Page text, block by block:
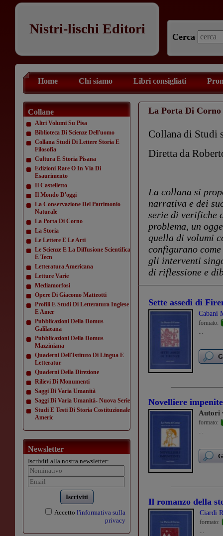
Nistri-lischi Editori
Cerca
Home Chi siamo Libri consigliati
Collane
Altri Volumi Su Pisa
Biblioteca Di Scienze Dell'uomo
Collana Studi Di Lettere Storia E
Filosofia
Cultura E Storia Pisana
Edizioni Rare O In Via Di
Esaurimento
Il Castelletto
Il Mondo D'oggi
La Conservazione Del Patrimonio
Naturale
La Porta Di Corno
La Storia
Le Lettere E Le Arti
Le Scienze E La Diffusione Scientifica
E Tecn
Letteratura Americana
Letture Varie
Mediamorfosi
Opere Di Giacomo Matteotti
Profili E Studi Di Letteratura Inglese
E Amer
Pubblicazioni Della Domus
Galilaeana
Pubblicazioni Della Domus
Mazziniana
Quaderni Dell'Istituto Di Lingua E
Letteratur
Quaderni Della Direzione
Rilievi Di Monumenti
Saggi Di Varia Umanità
Saggi Di Varia Umanità- Nuova Serie
Studi E Testi Di Storia Costituzionale
Americ
Newsletter
Iscriviti alla nostra newsletter:
Iscriviti
Accetto l'informativa sulla
privacy
La Porta Di Corno
Collana di Studi
Diretta da
La collana si
narrativa e dei
serie di verifiche
problema, un
quella di volumi
configurano
gli interventi
di riflessione e
Sette assedi di
Cabani
formato:
...
Novelliere
Autori
formato:
...
Il romanzo della
Ciardi
formato:
...